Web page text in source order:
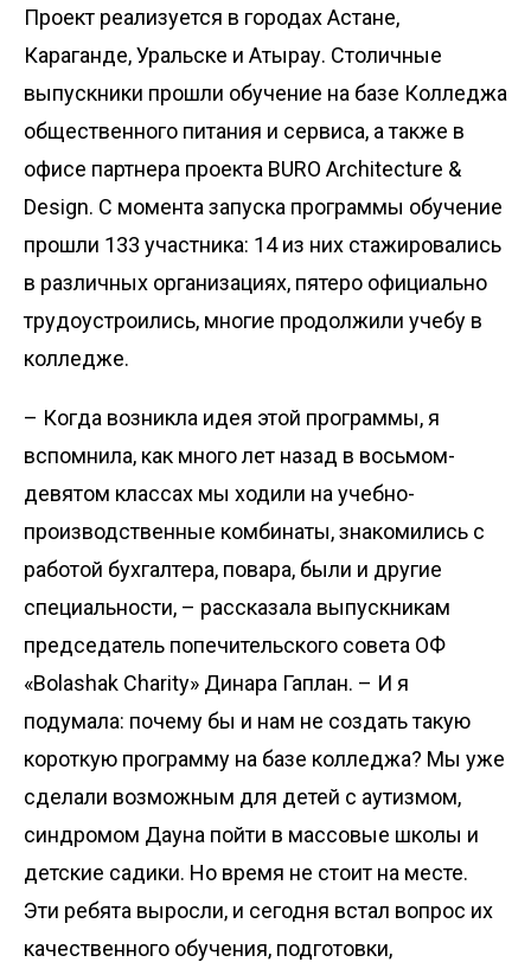
Проект реализуется в городах Астане,
Караганде, Уральске и Атырау. Столичные
выпускники прошли обучение на базе Колледжа
общественного питания и сервиса, а также в
офисе парт­нера проекта BURO Architecture &
Design. С момента запуска программы обучение
прошли 133 участника: 14 из них стажировались
в различных организациях, пятеро официально
трудоустроились, многие продолжили учебу в
колледже.
– Когда возникла идея этой программы, я
вспомнила, как много лет назад в восьмом-
девятом классах мы ходили на учебно-
производственные комбинаты, знакомились с
работой бухгалтера, повара, были и другие
специальности, – рассказала выпускникам
председатель попечительского совета ОФ
«Bolashak Charity» Динара Гаплан. – И я
подумала: почему бы и нам не создать такую
короткую прог­рамму на базе колледжа? Мы уже
сделали возможным для детей с аутизмом,
синдромом Дауна пойти в массовые школы и
детские садики. Но время не стоит на месте.
Эти ребята выросли, и сегодня встал вопрос их
качественного обучения, подготовки,